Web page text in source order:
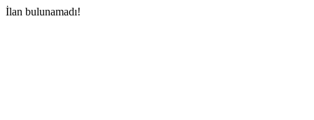
İlan bulunamadı!